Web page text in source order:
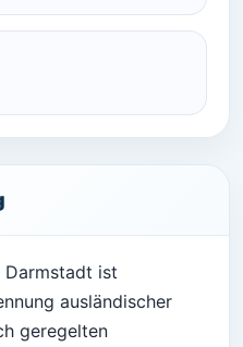
Darmstadt ist
ausländischer
geregelten